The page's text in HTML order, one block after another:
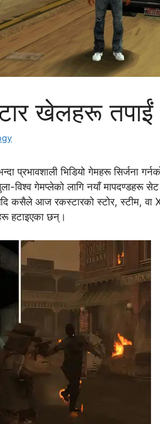
खेलहरू
प्रभावशाली भिडियो गेमहरू सिर्जना
विश्व गेमप्लेको लागि नयाँ मापदण्डहरू
कसैले आज रकस्टारको स्टोर, स्टीम, वा
हटाइएका छन्।